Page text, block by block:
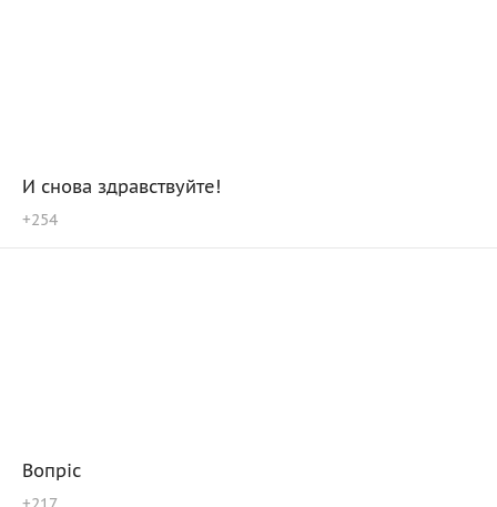
И снова здравствуйте!
+254
Вопрiс